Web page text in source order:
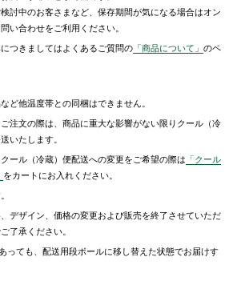
討中のお客さまなど、保存期間が気になる場合はオン
い合わせをご利用ください。
つきましてはよくあるご質問の 「商品について」のペ
ど他温度帯との同梱はできません。
注文の際は、商品に重大な影響がない限りクール（冷
いたします。
ール（冷蔵）便配送への変更をご希望の際は 「クール
をカートにお入れください。
デザイン、価格の変更および販売を終了させていただ
了承ください。
っても、配送用段ボールに移し替えた状態でお届けす